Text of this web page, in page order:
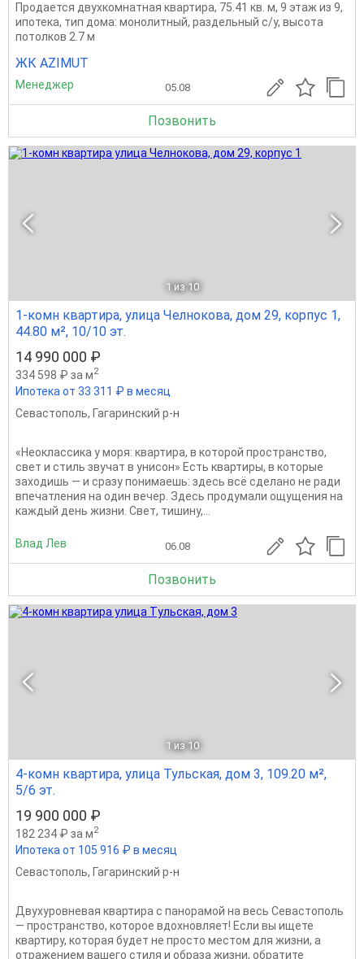
Продается двухкомнатная квартира, 75.41 кв. м, 9 этаж из 9,
ипотека, тип дома: монолитный, раздельный с/у, высота
потолков 2.7 м
ЖК AZIMUT
Менеджер 05.08
Позвонить
1 из 10
1-комн квартира, улица Челнокова, дом 29, корпус 1,
44.80 м², 10/10 эт.
14 990 000 ₽
334 598 ₽ за м2
Ипотека от 33 311 ₽ в месяц
Севастополь, Гагаринский р-н
«Неоклассика у моря: квартира, в которой пространство,
свет и стиль звучат в унисон» Есть квартиры, в которые
заходишь — и сразу понимаешь: здесь всё сделано не ради
впечатления на один вечер. Здесь продумали ощущения на
каждый день жизни. Свет, тишину,...
Влад Лев 06.08
Позвонить
1 из 10
4-комн квартира, улица Тульская, дом 3, 109.20 м²,
5/6 эт.
19 900 000 ₽
182 234 ₽ за м2
Ипотека от 105 916 ₽ в месяц
Севастополь, Гагаринский р-н
Двухуровневая квартира с панорамой на весь Севастополь
— пространство, которое вдохновляет! Если вы ищете
квартиру, которая будет не просто местом для жизни, а
отражением вашего стиля и образа жизни, обратите